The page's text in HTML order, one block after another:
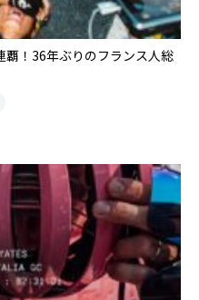
覇！36年ぶりのフランス人総